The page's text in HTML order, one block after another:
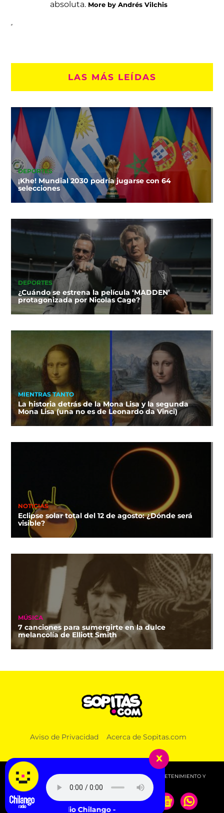
absoluta. More by Andrés Vilchis
LAS MÁS LEÍDAS
DEPORTES
¡Khe! Mundial 2030 podría jugarse con 64
selecciones
DEPORTES
¿Cuándo se estrena la película ‘MADDEN’
protagonizada por Nicolas Cage?
MIENTRAS TANTO
La historia detrás de la Mona Lisa y la segunda
Mona Lisa (una no es de Leonardo da Vinci)
NOTICIAS
Eclipse solar total del 12 de agosto: ¿Dónde será
visible?
MÚSICA
7 canciones para sumergirte en la dulce
melancolía de Elliott Smith
UNAM dice que hay pruebas de la cancelación de
Aviso de Privacidad Acerca de Sopitas.com
© 2026 SOPITAS.COM - MÚSICA, NOTICIAS, DEPORTES, ENTRETENIMIENTO Y
MÁS!.
x
Escucha Radio Chilango -